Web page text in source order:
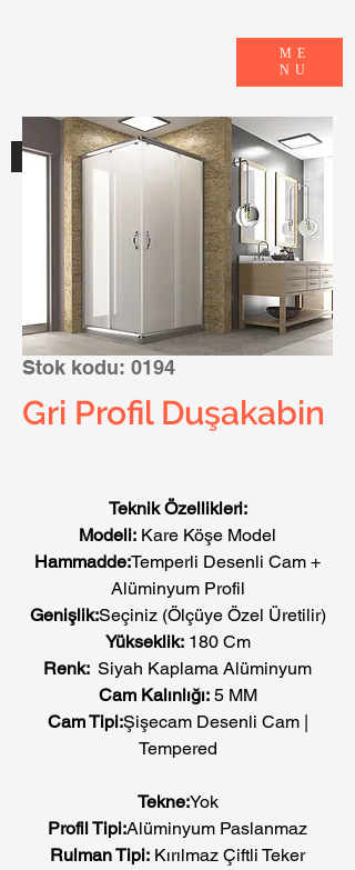
E-KATALOG
ME
NU
Stok kodu: 0194
Gri Profil Duşakabin
Teknik Özellikleri:
Modeli: Kare Köşe Model
Hammadde:Temperli Desenli Cam +
Alüminyum Profil
Genişlik:Seçiniz (Ölçüye Özel Üretilir)
Yükseklik:180 Cm
Renk: Siyah Kaplama Alüminyum
Cam Kalınlığı:5 MM
Cam Tipi:Şişecam Desenli Cam |
Tempered
Tekne:Yok
Profil Tipi:Alüminyum Paslanmaz
Rulman Tipi: Kırılmaz Çiftli Teker